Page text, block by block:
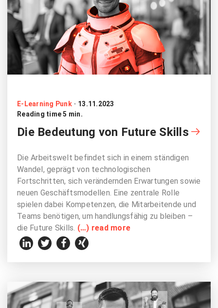
E-Learning Punk · 13.11.2023
Reading time 5 min.
Die Bedeutung von Future Skills
Die Arbeitswelt befindet sich in einem ständigen
Wandel, geprägt von technologischen
Fortschritten, sich verändernden Erwartungen sowie
neuen Geschäftsmodellen. Eine zentrale Rolle
spielen dabei Kompetenzen, die Mitarbeitende und
Teams benötigen, um handlungsfähig zu bleiben –
die Future Skills. (…) read more